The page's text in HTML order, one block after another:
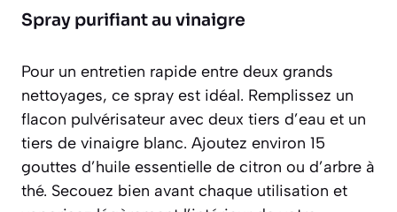
Spray purifiant au vinaigre
Pour un entretien rapide entre deux grands
nettoyages, ce spray est idéal. Remplissez un
flacon pulvérisateur avec deux tiers d’eau et un
tiers de vinaigre blanc. Ajoutez environ 15
gouttes d’huile essentielle de citron ou d’arbre à
thé. Secouez bien avant chaque utilisation et